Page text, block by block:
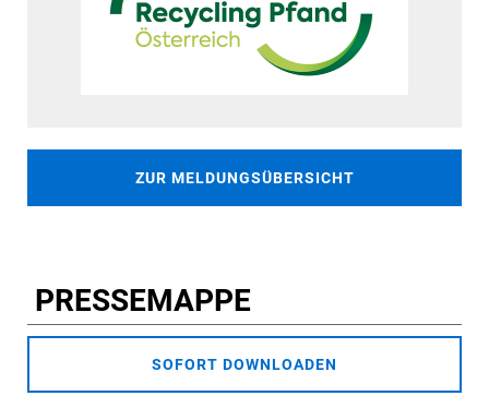
ZUR MELDUNGSÜBERSICHT
PRESSEMAPPE
SOFORT DOWNLOADEN